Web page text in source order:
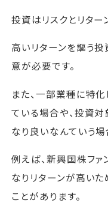
投資はリスクとリター
高いリターンを謳う
意が必要です。
また、一部業種に特
ている場合や、投資
なり良いなんていう場
例えば、新興国株ファ
なりリターンが高いた
ことがあります。